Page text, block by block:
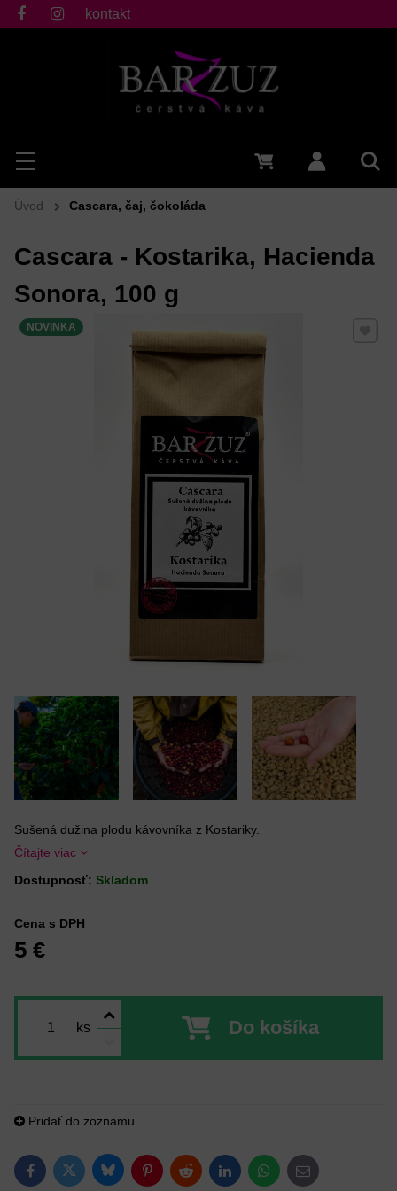
Hľadať
Menu Prihlásiť
fb ig
kontakt
Úvod Cascara, čaj, čokoláda
Cascara - Kostarika, Hacienda
Sonora, 100 g
Sušená dužina plodu kávovníka z Kostariky.
Čítajte viac
NOVINKA
Dostupnosť: Skladom
Cena s DPH
5 €
ks Do košíka
Pridať do zoznamu
FacebookTwitterBlueskyPinterestRedditLinkedInWhatsApp
E-mail